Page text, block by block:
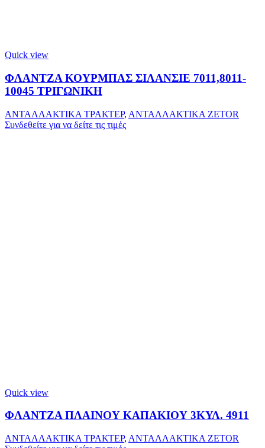
Quick view
ΦΛΑΝΤΖΑ ΚΟΥΡΜΠΑΣ ΣΙΛΑΝΣΙΕ 7011,8011-
10045 ΤΡΙΓΩΝΙΚΗ
ΑΝΤΑΛΛΑΚΤΙΚΑ ΤΡΑΚΤΕΡ, ΑΝΤΑΛΛΑΚΤΙΚΑ ZETOR
Συνδεθείτε για να δείτε τις τιμές
Quick view
ΦΛΑΝΤΖΑ ΠΛΑΙΝΟΥ ΚΑΠΑΚΙΟΥ 3ΚΥΛ. 4911
ΑΝΤΑΛΛΑΚΤΙΚΑ ΤΡΑΚΤΕΡ, ΑΝΤΑΛΛΑΚΤΙΚΑ ZETOR